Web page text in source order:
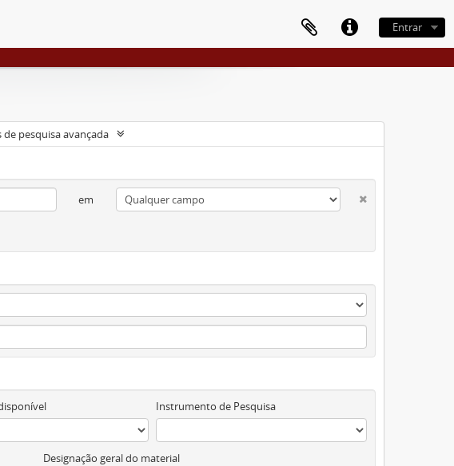
Entrar
de pesquisa avançada
em
Instrumento de Pesquisa
Designação geral do material